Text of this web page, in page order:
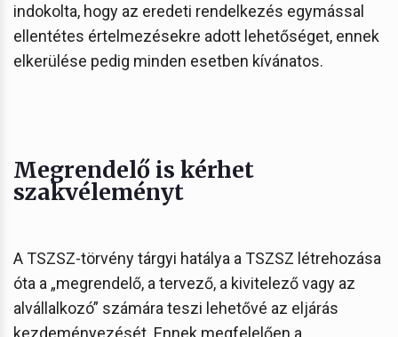
indokolta, hogy az eredeti rendelkezés egymással
ellentétes értelmezésekre adott lehetőséget, ennek
elkerülése pedig minden esetben kívánatos.
Megrendelő is kérhet
szakvéleményt
A TSZSZ-törvény tárgyi hatálya a TSZSZ létrehozása
óta a „megrendelő, a tervező, a kivitelező vagy az
alvállalkozó” számára teszi lehetővé az eljárás
kezdeményezését. Ennek megfelelően a